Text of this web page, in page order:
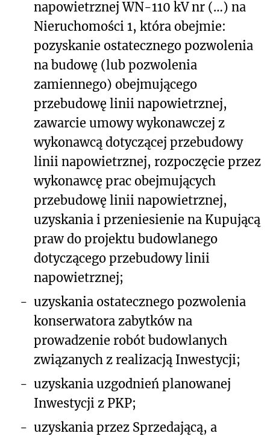
napowietrznej WN-110 kV nr (…) na
Nieruchomości 1, która obejmie:
pozyskanie ostatecznego pozwolenia
na budowę (lub pozwolenia
zamiennego) obejmującego
przebudowę linii napowietrznej,
zawarcie umowy wykonawczej z
wykonawcą dotyczącej przebudowy
linii napowietrznej, rozpoczęcie przez
wykonawcę prac obejmujących
przebudowę linii napowietrznej,
uzyskania i przeniesienie na Kupującą
praw do projektu budowlanego
dotyczącego przebudowy linii
napowietrznej;
- uzyskania ostatecznego pozwolenia
konserwatora zabytków na
prowadzenie robót budowlanych
związanych z realizacją Inwestycji;
- uzyskania uzgodnień planowanej
Inwestycji z PKP;
- uzyskania przez Sprzedającą, a